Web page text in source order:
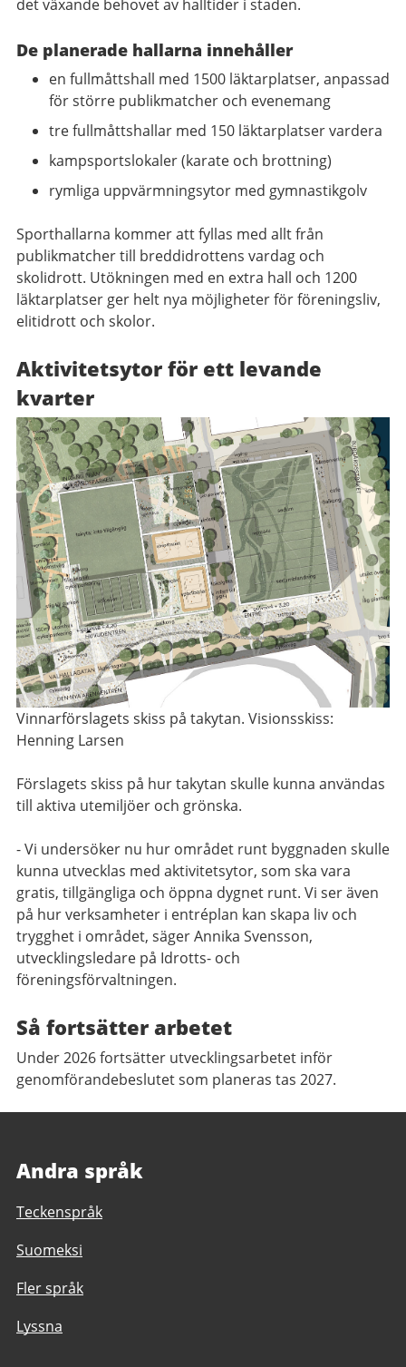
det växande behovet av halltider i staden.
De planerade hallarna innehåller
en fullmåttshall med 1500 läktarplatser, anpassad
för större publikmatcher och evenemang
tre fullmåttshallar med 150 läktarplatser vardera
kampsportslokaler (karate och brottning)
rymliga uppvärmningsytor med gymnastikgolv
Sporthallarna kommer att fyllas med allt från
publikmatcher till breddidrottens vardag och
skolidrott. Utökningen med en extra hall och 1200
läktarplatser ger helt nya möjligheter för föreningsliv,
elitidrott och skolor.
Aktivitetsytor för ett levande
kvarter
Vinnarförslagets skiss på takytan. Visionsskiss:
Henning Larsen
Förslagets skiss på hur takytan skulle kunna användas
till aktiva utemiljöer och grönska.
- Vi undersöker nu hur området runt byggnaden skulle
kunna utvecklas med aktivitetsytor, som ska vara
gratis, tillgängliga och öppna dygnet runt. Vi ser även
på hur verksamheter i entréplan kan skapa liv och
trygghet i området, säger Annika Svensson,
utvecklingsledare på Idrotts- och
föreningsförvaltningen.
Så fortsätter arbetet
Under 2026 fortsätter utvecklingsarbetet inför
genomförandebeslutet som planeras tas 2027.
Andra språk
Teckenspråk
Suomeksi
Fler språk
Lyssna